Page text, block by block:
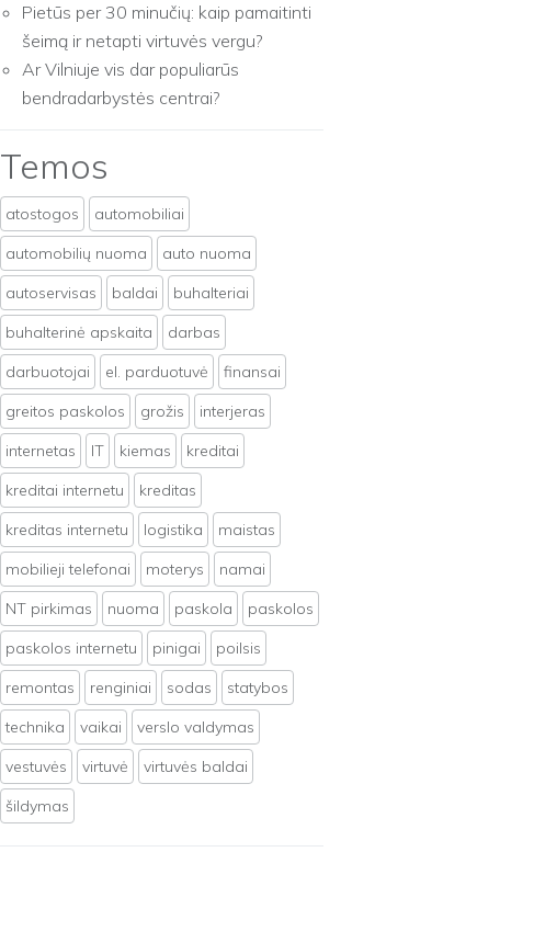
Pietūs per 30 minučių: kaip pamaitinti
šeimą ir netapti virtuvės vergu?
Ar Vilniuje vis dar populiarūs
bendradarbystės centrai?
Temos
atostogos
automobiliai
automobilių nuoma
auto nuoma
autoservisas
baldai
buhalteriai
buhalterinė apskaita
darbas
darbuotojai
el. parduotuvė
finansai
greitos paskolos
grožis
interjeras
internetas
IT kiemas
kreditai
kreditai internetu
kreditas
kreditas internetu
logistika
maistas
mobilieji telefonai
moterys
namai
NT pirkimas
nuoma paskola
paskolos
paskolos internetu
pinigai
poilsis
remontas
renginiai sodas
statybos
technika
vaikai
verslo valdymas
vestuvės
virtuvė
virtuvės baldai
šildymas